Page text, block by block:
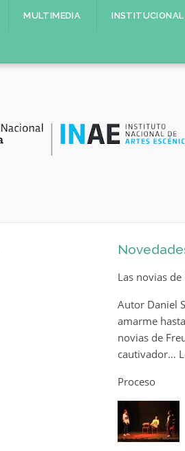
MULTIMEDIA INSTITUCIONAL
Las novias de
Autor Daniel
amarme
novias de
cautivador…
Proceso